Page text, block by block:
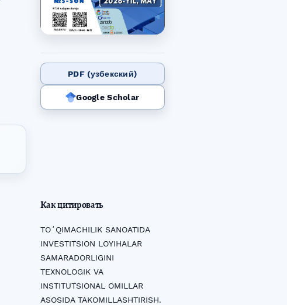
PDF (узбекский)
Google Scholar
Как цитировать
TOʻQIMACHILIK SANOATIDA
INVESTITSION LOYIHALAR
SAMARADORLIGINI
TEXNOLOGIK VA
INSTITUTSIONAL OMILLAR
ASOSIDA TAKOMILLASHTIRISH.